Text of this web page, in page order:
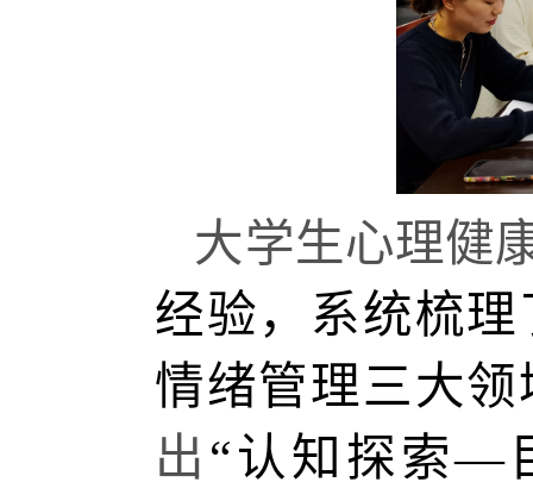
大学生心理健
经验，系统梳
情绪管理三大
出 “认知探索—